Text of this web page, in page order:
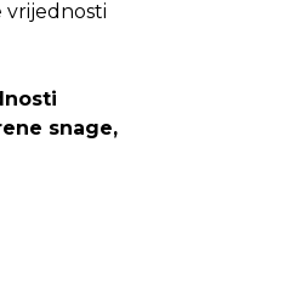
vrijednosti
snage,